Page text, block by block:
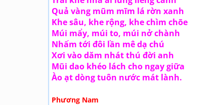
Quả vàng mũm mĩm lá rờn xanh
Khe sâu, khe rộng, khe chìm chõe
Múi mẩy, múi to, múi nở chành
Nhấm tới đôi lần mê dạ chú
Xơi vào dăm nhát thú đời anh
Mũi dao khéo lách cho ngay giữa
Ào ạt dòng tuôn nước mát lành.
Phương Nam